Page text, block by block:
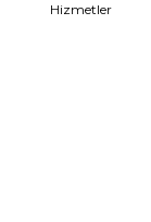
Hizmetler